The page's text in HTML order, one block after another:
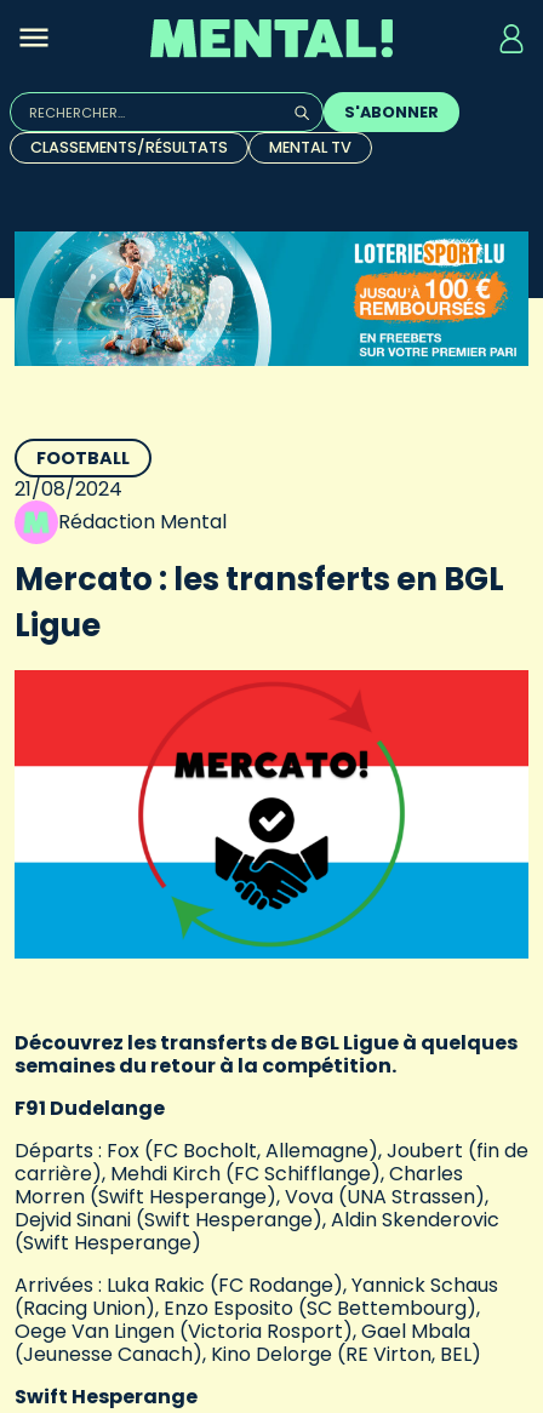
Rechercher :
Quand les résultats de l'auto-complétion sont
S'ABONNER
CLASSEMENTS/RÉSULTATS
MENTAL TV
FOOTBALL
21/08/2024
Rédaction Mental
Mercato : les transferts en BGL
Ligue
Découvrez les transferts de BGL Ligue à quelques
semaines du retour à la compétition.
F91 Dudelange
Départs : Fox (FC Bocholt, Allemagne), Joubert (fin de
carrière), Mehdi Kirch (FC Schifflange), Charles
Morren (Swift Hesperange), Vova (UNA Strassen),
Dejvid Sinani (Swift Hesperange), Aldin Skenderovic
(Swift Hesperange)
Arrivées : Luka Rakic (FC Rodange), Yannick Schaus
(Racing Union), Enzo Esposito (SC Bettembourg),
Oege Van Lingen (Victoria Rosport), Gael Mbala
(Jeunesse Canach), Kino Delorge (RE Virton, BEL)
Swift Hesperange